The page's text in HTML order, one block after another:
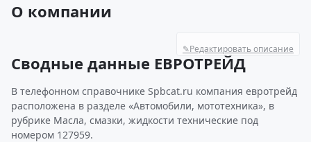
О компании
✎Редактировать описание
Сводные данные ЕВРОТРЕЙД
В телефонном справочнике Spbcat.ru компания евротрейд
расположена в разделе «Автомобили, мототехника», в
рубрике Масла, смазки, жидкости технические под
номером 127959.